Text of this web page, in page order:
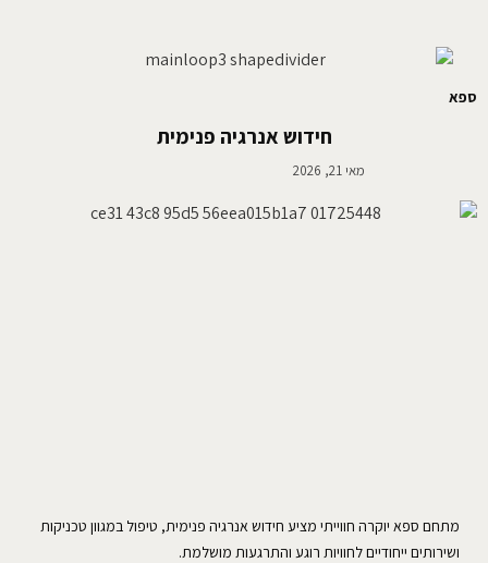
ספא
חידוש אנרגיה פנימית
מאי 21, 2026
מתחם ספא יוקרה חווייתי מציע חידוש אנרגיה פנימית, טיפול במגוון טכניקות
ושירותים ייחודיים לחוויות רוגע והתרגעות מושלמת.